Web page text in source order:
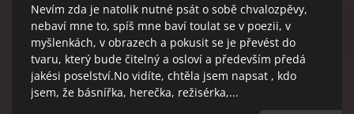
Nevím zda je natolik nutné psát o sobě chvalozpěvy,
nebaví mne to, spíš mne baví toulat se v poezii, v
myšlenkách, v obrazech a pokusit se je převést do
tvaru, který bude čitelný a osloví a především předá
jakési poselství.No vidíte, chtěla jsem napsat , kdo
jsem, že básnířka, herečka, režisérka,...